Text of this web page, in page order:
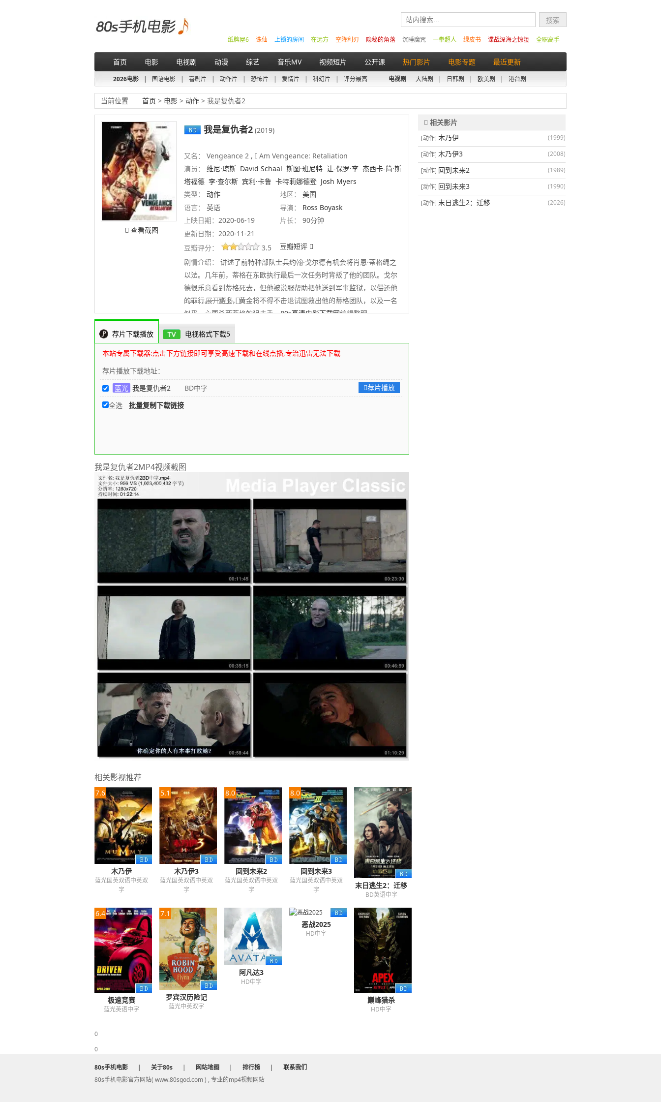
全职高手
谍战深海之惊蛰
绿皮书
一拳超人
沉睡魔咒
隐秘的角落
空降利刃
在远方
上锁的房间
诛仙
纸牌屋6
首页 电影 电视剧 动漫 综艺 音乐MV 视频短片 公开课 热门影片 电影专题 最近更新
2026电影 | 国语电影 | 喜剧片 | 动作片 | 恐怖片 | 爱情片 | 科幻片 | 评分最高 电视剧 大陆剧 | 日韩剧 | 欧美剧 | 港台剧
当前位置 首页 > 电影 > 动作 > 我是复仇者2
查看截图
我是复仇者2 (2019)
又名：
Vengeance 2 , I Am Vengeance: Retaliation
演员：
维尼·琼斯 David Schaal 斯图·班尼特 让-保罗·李 杰西卡-简·斯
塔福德 李·查尔斯 宾利·卡鲁 卡特莉娜德登 Josh Myers
类型：
动作 地区：
美国
语言：
英语 导演：
Ross Boyask
上映日期： 2020-06-19 片长：
90分钟
更新日期： 2020-11-21
豆瓣评分：
3.5
豆瓣短评
剧情介绍：
讲述了前特种部队士兵约翰·戈尔德有机会将肖恩·蒂格绳之
以法。几年前，蒂格在东欧执行最后一次任务时背叛了他的团队。戈尔
德很乐意看到蒂格死去，但他被说服帮助把他送到军事监狱，以偿还他
的罪行。一路上，黄金将不得不击退试图救出他的蒂格团队，以及一名
似乎一心要杀死蒂格的狙击手。80s高清电影下载网编辑整理
.......... 展开更多
荐片下载播放 电视格式下载5
本站专属下载器:点击下方链接即可享受高速下载和在线点播,专治迅雷无法下载
荐片播放下载地址：
蓝光 我是复仇者2 BD中字
荐片播放
全选
批量复制下载链接
我是复仇者2MP4视频截图
相关影视推荐
7.6
木乃伊
蓝光国英双语中英双
字
5.1
木乃伊3
蓝光国英双语中英双
字
8.0
回到未来2
蓝光国英双语中英双
字
8.0
回到未来3
蓝光国英双语中英双
字
末日逃生2：迁移
BD英语中字
6.4
极速竞赛
蓝光英语中字
7.1
罗宾汉历险记
蓝光中英双字
阿凡达3
HD中字
恶战2025
HD中字
巅峰猎杀
HD中字
0
相关影片
[动作] 木乃伊
(1999)
[动作] 木乃伊3
(2008)
[动作] 回到未来2
(1989)
[动作] 回到未来3
(1990)
[动作] 末日逃生2：迁移 (2026)
0
80s手机电影 | 关于80s | 网站地图 | 排行榜 |
联系我们
80s手机电影官方网站( www.80sgod.com ) , 专业的mp4视频网站